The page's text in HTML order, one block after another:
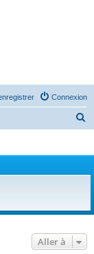
Connexion
c
e
Aller à